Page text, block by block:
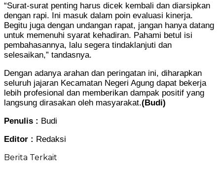
“Surat-surat penting harus dicek kembali dan diarsipkan
dengan rapi. Ini masuk dalam poin evaluasi kinerja.
Begitu juga dengan undangan rapat, jangan hanya datang
untuk memenuhi syarat kehadiran. Pahami betul isi
pembahasannya, lalu segera tindaklanjuti dan
selesaikan,” tandasnya.
Dengan adanya arahan dan peringatan ini, diharapkan
seluruh jajaran Kecamatan Negeri Agung dapat bekerja
lebih profesional dan memberikan dampak positif yang
langsung dirasakan oleh masyarakat.(Budi)
Penulis : Budi
Editor : Redaksi
Berita Terkait